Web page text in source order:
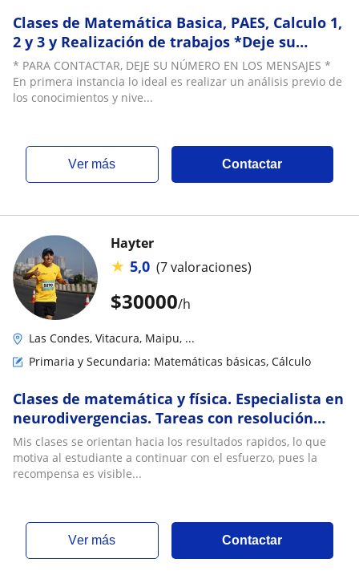
Clases de Matemática Basica, PAES, Calculo 1,
2 y 3 y Realización de trabajos *Deje su
número en los mensajes
* PARA CONTACTAR, DEJE SU NÚMERO EN LOS MENSAJES *
En primera instancia lo ideal es realizar un análisis previo de
los conocimientos y nive...
ver más Contactar
$30000/h
Hayter
★ 5,0 (7 valoraciones)
Las Condes, Vitacura, Maipu, ...
Primaria y Secundaria: Matemáticas básicas, Cálculo
Clases de matemática y física. Especialista en
neurodivergencias. Tareas con resolución
inmediata. Entrenamiento PAES
Mis clases se orientan hacia los resultados rapidos, lo que
motiva al estudiante a continuar con el esfuerzo, pues la
recompensa es visible...
ver más Contactar